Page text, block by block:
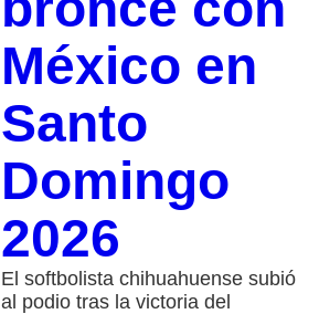
México en
Santo
Domingo
2026
El softbolista chihuahuense subió
al podio tras la victoria del